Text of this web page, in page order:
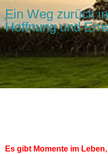
Ein Weg zurück
Hoffnung und
Es gibt Momente im